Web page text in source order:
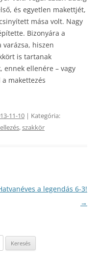
és egyetlen makettjét,
mása volt. Nagy
Bizonyára a
varázsa, hiszen
is tartanak
ennek ellenére – vagy
makettezés
11-10 | Kategória:
,szakkör
a legendás 6-3!
→